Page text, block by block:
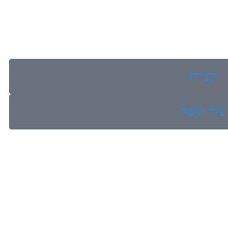
קנייה
צור קשר